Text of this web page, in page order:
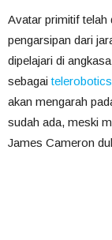
Avatar primitif telah
pengarsipan dari
dipelajari di
sebagaitelerobotics
akan mengarah
sudah ada, meski
James Cameron